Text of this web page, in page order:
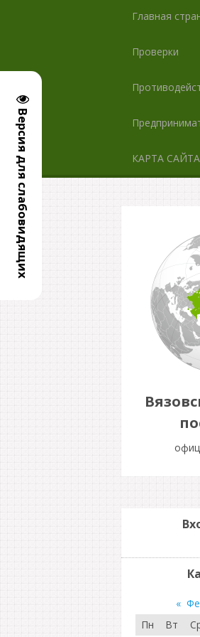
Версия для слабовидящих
Главная
Проверки
КАРТА САЙТА
«
Пн
Вт